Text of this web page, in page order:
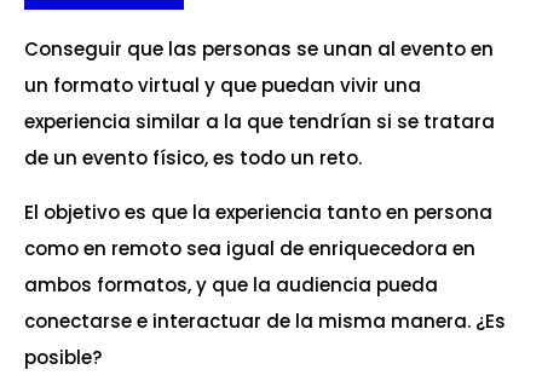
Conseguir que las personas se unan al evento en
un formato virtual y que puedan vivir una
experiencia similar a la que tendrían si se tratara
de un evento físico, es todo un reto.
El objetivo es que la experiencia tanto en persona
como en remoto sea igual de enriquecedora en
ambos formatos, y que la audiencia pueda
conectarse e interactuar de la misma manera. ¿Es
posible?